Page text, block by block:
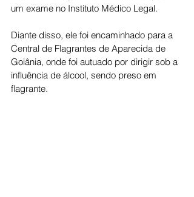
um exame no Instituto Médico Legal.
Diante disso, ele foi encaminhado para a
Central de Flagrantes de Aparecida de
Goiânia, onde foi autuado por dirigir sob a
influência de álcool, sendo preso em
flagrante.